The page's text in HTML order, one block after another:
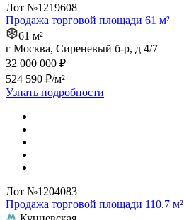
Лот №1219608
Продажа торговой площади 61 м²
61 м²
г Москва, Сиреневый б-р, д 4/7
32 000 000 ₽
524 590 ₽/м²
Узнать подробности
Лот №1204083
Продажа торговой площади 110.7 м²